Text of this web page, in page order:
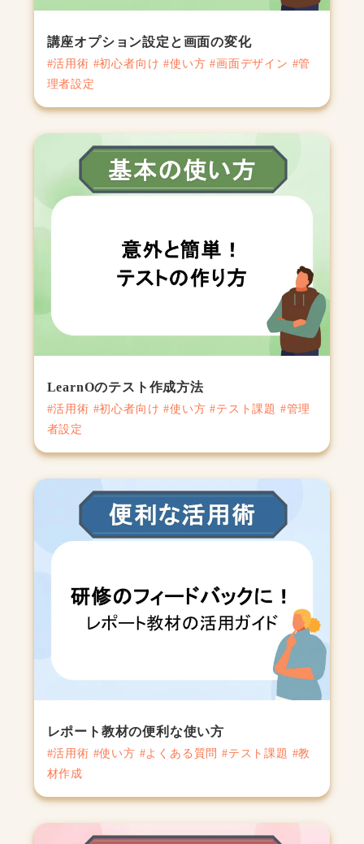
講座オプション設定と画面の変化
#活用術 #初心者向け #使い方 #画面デザイン #管
理者設定
LearnOのテスト作成方法
#活用術 #初心者向け #使い方 #テスト課題 #管理
者設定
レポート教材の便利な使い方
#活用術 #使い方 #よくある質問 #テスト課題 #教
材作成